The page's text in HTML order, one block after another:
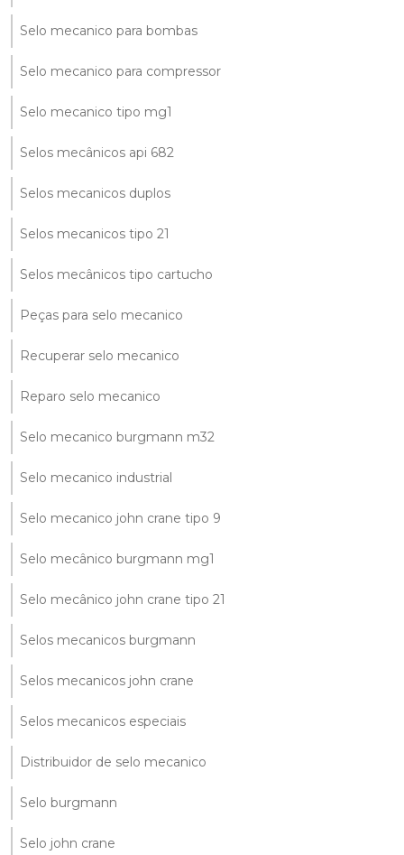
Selo mecanico para bombas
Selo mecanico para compressor
Selo mecanico tipo mg1
Selos mecânicos api 682
Selos mecanicos duplos
Selos mecanicos tipo 21
Selos mecânicos tipo cartucho
Peças para selo mecanico
Recuperar selo mecanico
Reparo selo mecanico
Selo mecanico burgmann m32
Selo mecanico industrial
Selo mecanico john crane tipo 9
Selo mecânico burgmann mg1
Selo mecânico john crane tipo 21
Selos mecanicos burgmann
Selos mecanicos john crane
Selos mecanicos especiais
Distribuidor de selo mecanico
Selo burgmann
Selo john crane